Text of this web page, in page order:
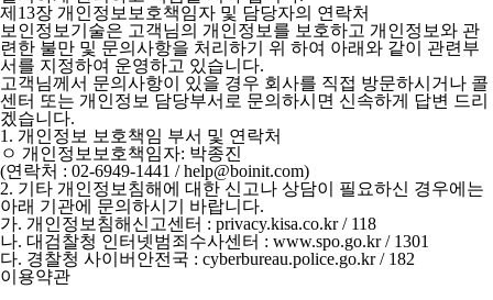
제13장 개인정보보호책임자 및 담당자의 연락처
보인정보기술은 고객님의 개인정보를 보호하고 개인정보와 관
련한 불만 및 문의사항을 처리하기 위 하여 아래와 같이 관련부
서를 지정하여 운영하고 있습니다.
고객님께서 문의사항이 있을 경우 회사를 직접 방문하시거나 콜
센터 또는 개인정보 담당부서로 문의하시면 신속하게 답변 드리
겠습니다.
1. 개인정보 보호책임 부서 및 연락처
ㅇ 개인정보보호책임자: 박종진
(연락처 : 02-6949-1441 / help@boinit.com)
2. 기타 개인정보침해에 대한 신고나 상담이 필요하신 경우에는
아래 기관에 문의하시기 바랍니다.
가. 개인정보침해신고센터 : privacy.kisa.co.kr / 118
나. 대검찰청 인터넷범죄수사센터 : www.spo.go.kr / 1301
다. 경찰청 사이버안전국 : cyberbureau.police.go.kr / 182
이용약관